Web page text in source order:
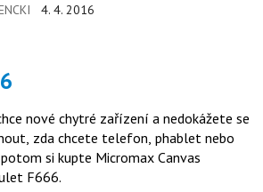
4. 4. 2016
nové chytré zařízení a nedokážete se
zda chcete telefon, phablet nebo
si kupte Micromax Canvas
F666.